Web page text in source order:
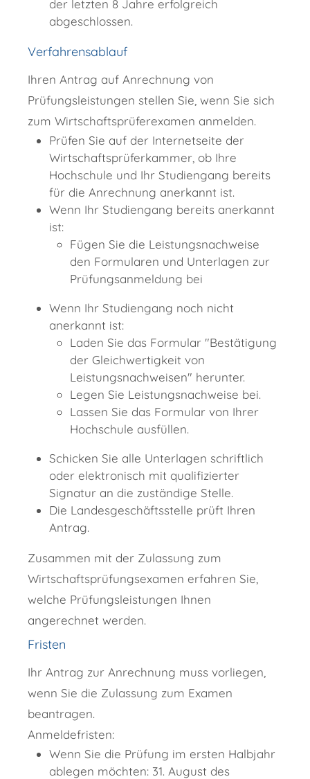
der letzten 8 Jahre erfolgreich
abgeschlossen.
Verfahrensablauf
Ihren Antrag auf Anrechnung von
Prüfungsleistungen stellen Sie, wenn Sie sich
zum Wirtschaftsprüferexamen anmelden.
Prüfen Sie auf der Internetseite der
Wirtschaftsprüferkammer, ob Ihre
Hochschule und Ihr Studiengang bereits
für die Anrechnung anerkannt ist.
Wenn Ihr Studiengang bereits anerkannt
ist:
Fügen Sie die Leistungsnachweise
den Formularen und Unterlagen zur
Prüfungsanmeldung bei
Wenn Ihr Studiengang noch nicht
anerkannt ist:
Laden Sie das Formular "Bestätigung
der Gleichwertigkeit von
Leistungsnachweisen" herunter.
Legen Sie Leistungsnachweise bei.
Lassen Sie das Formular von Ihrer
Hochschule ausfüllen.
Schicken Sie alle Unterlagen schriftlich
oder elektronisch mit qualifizierter
Signatur an die zuständige Stelle.
Die Landesgeschäftsstelle prüft Ihren
Antrag.
Zusammen mit der Zulassung zum
Wirtschaftsprüfungsexamen erfahren Sie,
welche Prüfungsleistungen Ihnen
angerechnet werden.
Fristen
Ihr Antrag zur Anrechnung muss vorliegen,
wenn Sie die Zulassung zum Examen
beantragen.
Anmeldefristen:
Wenn Sie die Prüfung im ersten Halbjahr
ablegen möchten: 31. August des